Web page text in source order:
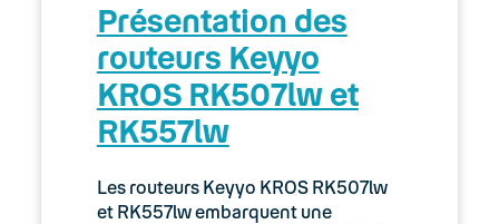
Présentation des
routeurs Keyyo
KROS RK507lw et
RK557lw
Les routeurs Keyyo KROS RK507lw
et RK557lw embarquent une